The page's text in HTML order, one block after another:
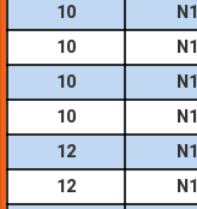
10
N1
10
N1
10
N1
10
N1
12
N1
12
N1